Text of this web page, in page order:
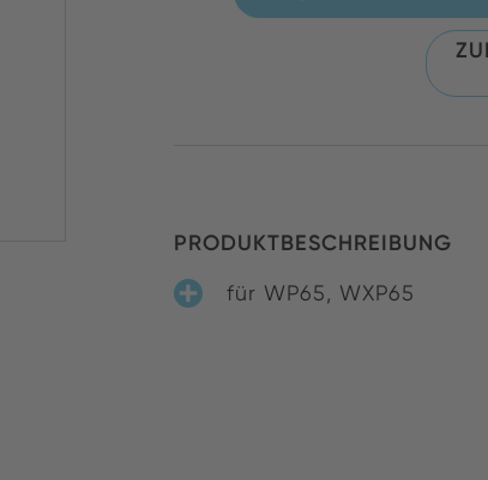
PRODUKTBESCHREIBUNG
für WP65, WXP65